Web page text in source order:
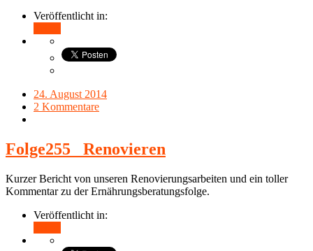
Veröffentlicht in:
24. August 2014
2 Kommentare
Folge255_ Renovieren
Kurzer Bericht von unseren Renovierungsarbeiten und ein toller
Kommentar zu der Ernährungsberatungsfolge.
Veröffentlicht in: